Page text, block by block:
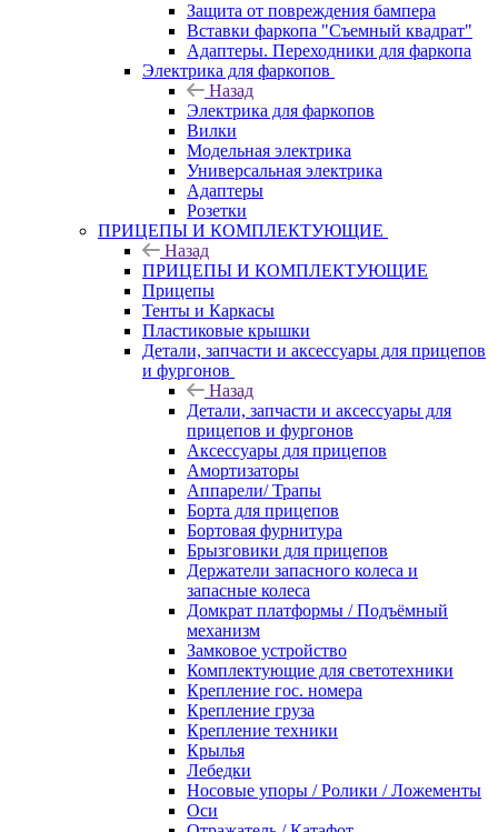
Защита от повреждения бампера
Вставки фаркопа "Съемный квадрат"
Адаптеры. Переходники для фаркопа
Электрика для фаркопов
Назад
Электрика для фаркопов
Вилки
Модельная электрика
Универсальная электрика
Адаптеры
Розетки
ПРИЦЕПЫ И КОМПЛЕКТУЮЩИЕ
Назад
ПРИЦЕПЫ И КОМПЛЕКТУЮЩИЕ
Прицепы
Тенты и Каркасы
Пластиковые крышки
Детали, запчасти и аксессуары для прицепов
и фургонов
Назад
Детали, запчасти и аксессуары для
прицепов и фургонов
Аксессуары для прицепов
Амортизаторы
Аппарели/ Трапы
Борта для прицепов
Бортовая фурнитура
Брызговики для прицепов
Держатели запасного колеса и
запасные колеса
Домкрат платформы / Подъёмный
механизм
Замковое устройство
Комплектующие для светотехники
Крепление гос. номера
Крепление груза
Крепление техники
Крылья
Лебедки
Носовые упоры / Ролики / Ложементы
Оси